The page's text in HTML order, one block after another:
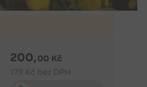
200,00 Kč
179 Kč bez DPH